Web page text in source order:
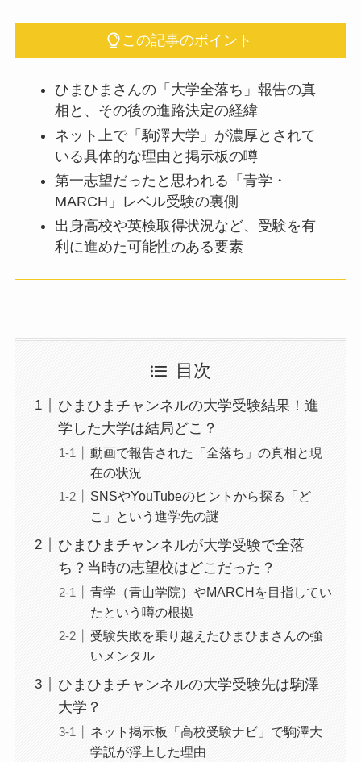
この記事のポイント
ひまひまさんの「大学全落ち」報告の真
相と、その後の進路決定の経緯
ネット上で「駒澤大学」が濃厚とされて
いる具体的な理由と掲示板の噂
第一志望だったと思われる「青学・
MARCH」レベル受験の裏側
出身高校や英検取得状況など、受験を有
利に進めた可能性のある要素
目次
ひまひまチャンネルの大学受験結果！進
学した大学は結局どこ？
動画で報告された「全落ち」の真相と現
在の状況
SNSやYouTubeのヒントから探る「ど
こ」という進学先の謎
ひまひまチャンネルが大学受験で全落
ち？当時の志望校はどこだった？
青学（青山学院）やMARCHを目指してい
たという噂の根拠
受験失敗を乗り越えたひまひまさんの強
いメンタル
ひまひまチャンネルの大学受験先は駒澤
大学？
ネット掲示板「高校受験ナビ」で駒澤大
学説が浮上した理由